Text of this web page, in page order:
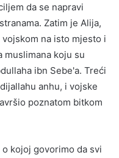
da se napravi
Zatim je Alija,
na isto mjesto i
muslimana koju su
ibn Sebe'a. Treći
anhu, i vojske
poznatom bitkom
kojoj govorimo da svi